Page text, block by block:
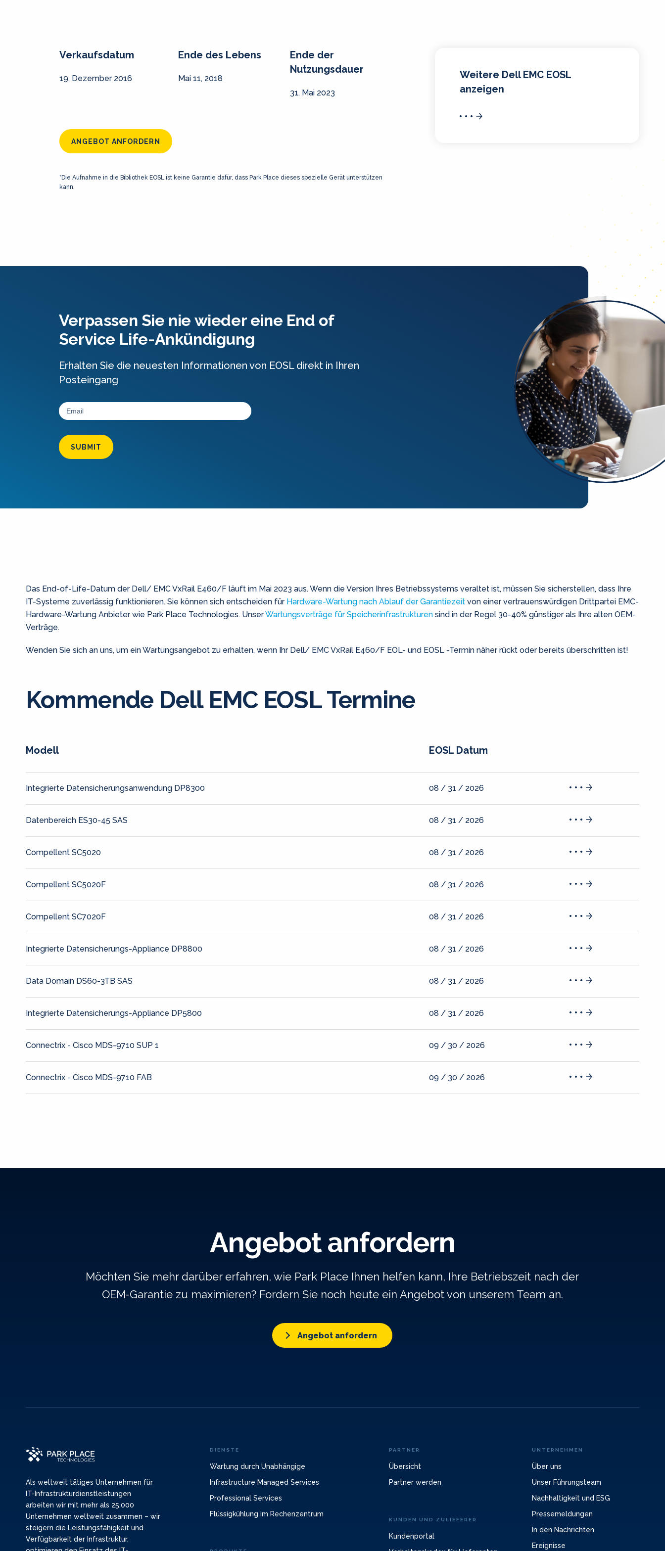
Verkaufsdatum
19. Dezember 2016
Ende des Lebens
Mai 11, 2018
Ende der
Nutzungsdauer
31. Mai 2023
ANGEBOT ANFORDERN
*Die Aufnahme in die Bibliothek EOSL ist keine Garantie dafür, dass Park Place dieses spezielle Gerät unterstützen
kann.
Weitere Dell EMC EOSL
anzeigen
Verpassen Sie nie wieder eine End of
Service Life-Ankündigung
Erhalten Sie die neuesten Informationen von EOSL direkt in Ihren
Posteingang
SUBMIT
Das End-of-Life-Datum der Dell/ EMC VxRail E460/F läuft im Mai 2023 aus.Wenn die Version Ihres Betriebssystems veraltet ist, müssen Sie sicherstellen, dass Ihre
IT-Systeme zuverlässig funktionieren. Sie können sich entscheiden für Hardware-Wartung nach Ablauf der Garantiezeit von einer vertrauenswürdigen Drittpartei EMC-
Hardware-Wartung Anbieter wie Park Place Technologies. UnserWartungsverträge für Speicherinfrastrukturen sind in der Regel 30-40% günstiger als Ihre alten OEM-
Verträge.
Wenden Sie sich an uns, um ein Wartungsangebot zu erhalten, wenn Ihr Dell/ EMC VxRail E460/F EOL- und EOSL -Termin näher rückt oder bereits überschritten ist!
Kommende Dell EMC EOSL Termine
Modell EOSL Datum
Integrierte Datensicherungsanwendung DP8300 08 / 31 / 2026
Datenbereich ES30-45 SAS 08 / 31 / 2026
Compellent SC5020 08 / 31 / 2026
Compellent SC5020F 08 / 31 / 2026
Compellent SC7020F 08 / 31 / 2026
Integrierte Datensicherungs-Appliance DP8800 08 / 31 / 2026
Data Domain DS60-3TB SAS 08 / 31 / 2026
Integrierte Datensicherungs-Appliance DP5800 08 / 31 / 2026
Connectrix - Cisco MDS-9710 SUP 1 09 / 30 / 2026
Connectrix - Cisco MDS-9710 FAB 09 / 30 / 2026
Angebot anfordern
Möchten Sie mehr darüber erfahren, wie Park Place Ihnen helfen kann, Ihre Betriebszeit nach der
OEM-Garantie zu maximieren? Fordern Sie noch heute ein Angebot von unserem Team an.
Angebot anfordern
Als weltweit tätiges Unternehmen für
IT-Infrastrukturdienstleistungen
arbeiten wir mit mehr als 25.000
Unternehmen weltweit zusammen – wir
steigern die Leistungsfähigkeit und
Verfügbarkeit der Infrastruktur,
DIENSTE
Wartung durch Unabhängige
Infrastructure Managed Services
Professional Services
Flüssigkühlung im Rechenzentrum
PARTNER
Übersicht
Partner werden
KUNDEN UND ZULIEFERER
Kundenportal
UNTERNEHMEN
Über uns
Unser Führungsteam
Nachhaltigkeit und ESG
Pressemeldungen
In den Nachrichten
Ereignisse